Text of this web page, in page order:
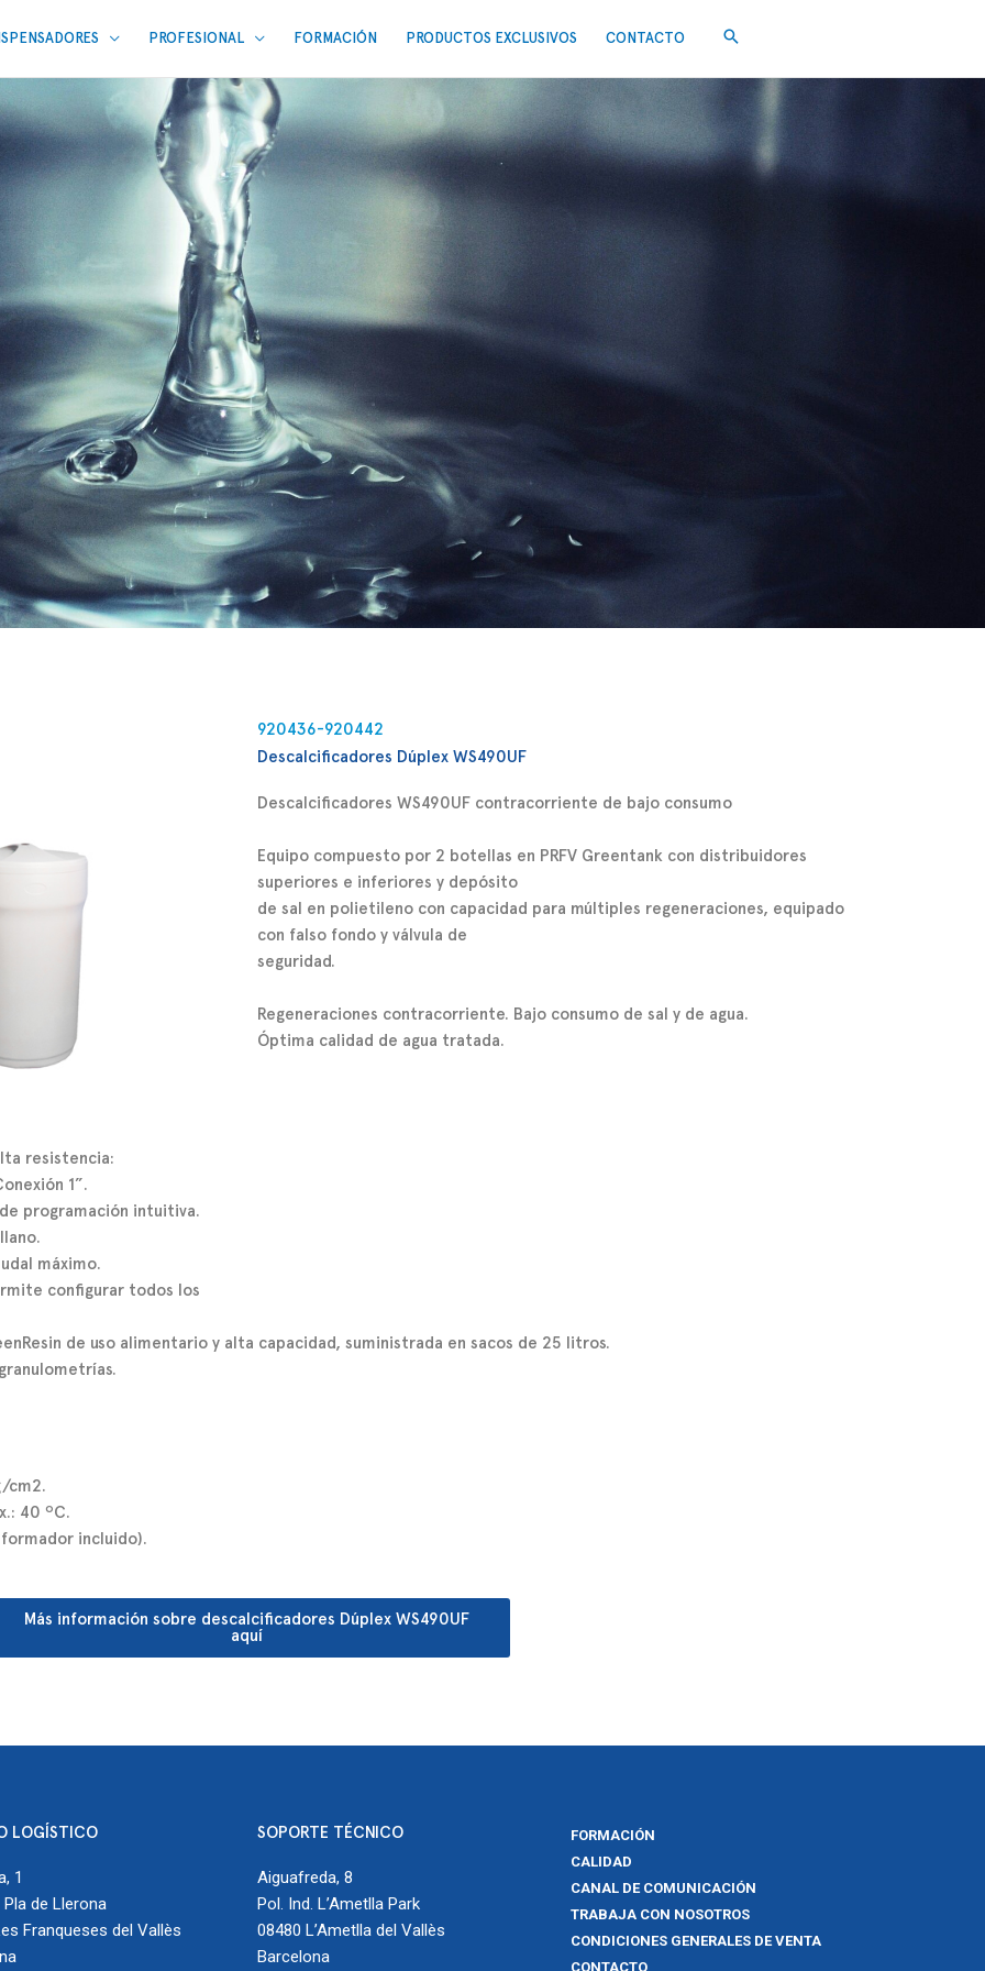
PROFESIONAL FORMACIÓN PRODUCTOS EXCLUSIVOS CONTACTO
entornos donde la dureza del agua puede comprometer la
operativa, los descalcificadores industriales Ionfilter
ofrecen soluciones potentes, fiables y adaptadas a cada
necesidad
920436-920442
Descalcificadores Dúplex WS490UF
Descalcificadores WS490UF contracorriente de bajo consumo
Equipo compuesto por 2 botellas en PRFV Greentank con distribuidores
superiores e inferiores y depósito
de sal en polietileno con capacidad para múltiples regeneraciones, equipado
con falso fondo y válvula de
seguridad.
Regeneraciones contracorriente. Bajo consumo de sal y de agua.
Óptima calidad de agua tratada.
resistencia:
1”.
programación intuitiva.
máximo.
configurar todos los
de uso alimentario y alta capacidad, suministrada en sacos de 25 litros.
cm2.
40 ºC.
incluido).
Más información sobre descalcificadores Dúplex WS490UF
aquí
LOGÍSTICO
1
Pla de Llerona
Franqueses del Vallès
SOPORTE TÉCNICO
Aiguafreda, 8
Pol. Ind. L’Ametlla Park
08480 L’Ametlla del Vallès
Barcelona
FORMACIÓN
CALIDAD
CANAL DE COMUNICACIÓN
TRABAJA CON NOSOTROS
CONDICIONES GENERALES DE VENTA
CONTACTO